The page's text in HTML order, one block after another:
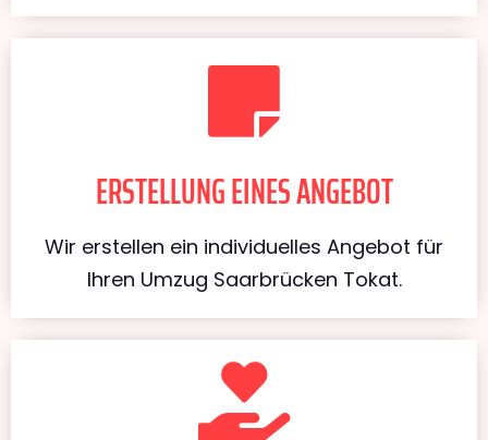
ERSTELLUNG EINES ANGEBOT
Wir erstellen ein individuelles Angebot für
Ihren Umzug Saarbrücken Tokat.